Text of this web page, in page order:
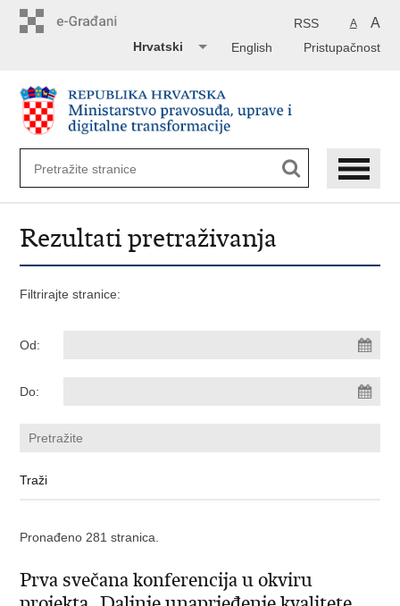
A A
RSS
Pristupačnost
English
Hrvatski
Rezultati pretraživanja
Filtrirajte stranice:
Od:
Do:
Pronađeno 281 stranica.
Prva svečana konferencija u okviru